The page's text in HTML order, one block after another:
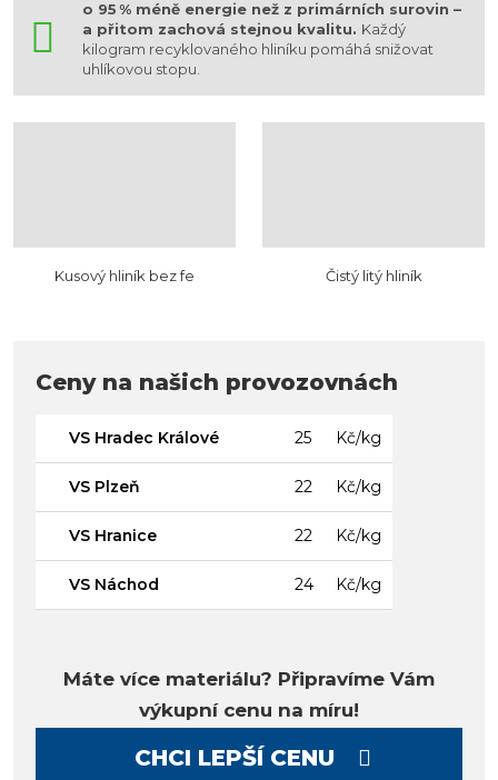
o 95 % méně energie než z primárních surovin –
a přitom zachová stejnou kvalitu. Každý
kilogram recyklovaného hliníku pomáhá snižovat
uhlíkovou stopu.
Kusový hliník bez fe Čistý litý hliník
Ceny na našich provozovnách
VS Hradec Králové 25 Kč/kg
VS Plzeň 22 Kč/kg
VS Hranice 22 Kč/kg
VS Náchod 24 Kč/kg
Máte více materiálu? Připravíme Vám
výkupní cenu na míru!
CHCI LEPŠÍ CENU